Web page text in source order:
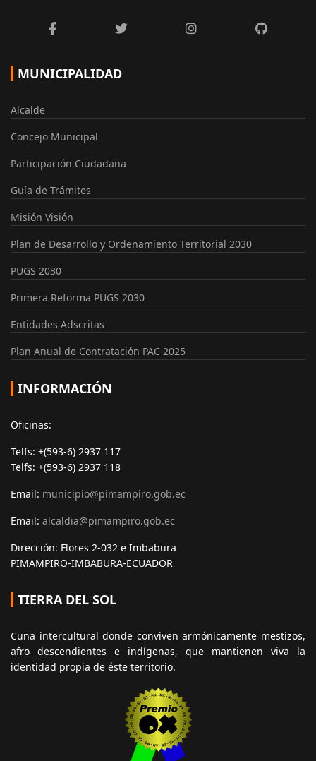
MUNICIPALIDAD
Alcalde
Concejo Municipal
Participación Ciudadana
Guía de Trámites
Misión Visión
Plan de Desarrollo y Ordenamiento Territorial 2030
PUGS 2030
Primera Reforma PUGS 2030
Entidades Adscritas
Plan Anual de Contratación PAC 2025
INFORMACIÓN
Oficinas:
Telfs: +(593-6) 2937 117
Telfs: +(593-6) 2937 118
Email: municipio@pimampiro.gob.ec
Email: alcaldia@pimampiro.gob.ec
Dirección: Flores 2-032 e Imbabura
PIMAMPIRO-IMBABURA-ECUADOR
TIERRA DEL SOL
Cuna intercultural donde conviven armónicamente mestizos,
afro descendientes e indígenas, que mantienen viva la
identidad propia de éste territorio.